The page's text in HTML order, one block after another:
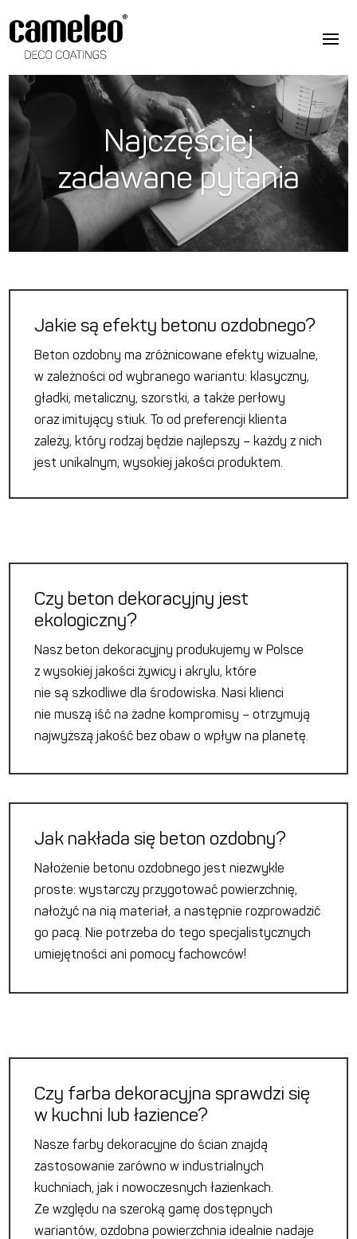
Najczęściej
zadawane pytania
Jakie są efekty betonu ozdobnego?
Beton ozdobny ma zróżnicowane efekty wizualne,
w zależności od wybranego wariantu: klasyczny,
gładki, metaliczny, szorstki, a także perłowy
oraz imitujący stiuk. To od preferencji klienta
zależy, który rodzaj będzie najlepszy – każdy z nich
jest unikalnym, wysokiej jakości produktem.
Czy beton dekoracyjny jest
ekologiczny?
Nasz beton dekoracyjny produkujemy w Polsce
z wysokiej jakości żywicy i akrylu, które
nie są szkodliwe dla środowiska. Nasi klienci
nie muszą iść na żadne kompromisy – otrzymują
najwyższą jakość bez obaw o wpływ na planetę.
Jak nakłada się beton ozdobny?
Nałożenie betonu ozdobnego jest niezwykle
proste: wystarczy przygotować powierzchnię,
nałożyć na nią materiał, a następnie rozprowadzić
go pacą. Nie potrzeba do tego specjalistycznych
umiejętności ani pomocy fachowców!
Czy farba dekoracyjna sprawdzi się
w kuchni lub łazience?
Nasze farby dekoracyjne do ścian znajdą
zastosowanie zarówno w industrialnych
kuchniach, jak i nowoczesnych łazienkach.
Ze względu na szeroką gamę dostępnych
wariantów, ozdobna powierzchnia idealnie nadaje